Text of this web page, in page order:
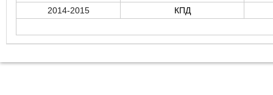
2014-2015
КПД